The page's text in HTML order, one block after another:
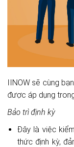
IINOW sẽ cùng
được áp dụng
Bảo trì định kỳ
Đây là việc
thức định kỳ,